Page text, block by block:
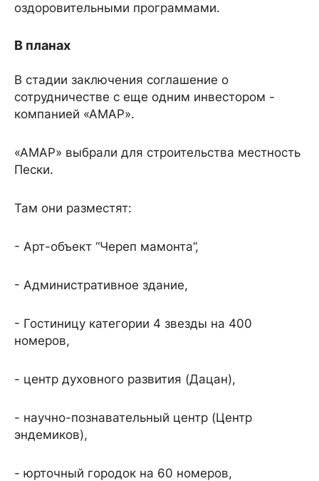
оздоровительными программами.
В планах
В стадии заключения соглашение о
сотрудничестве с еще одним инвестором -
компанией «АМАР».
«АМАР» выбрали для строительства местность
Пески.
Там они разместят:
- Арт-объект “Череп мамонта”,
- Административное здание,
- Гостиницу категории 4 звезды на 400
номеров,
- центр духовного развития (Дацан),
- научно-познавательный центр (Центр
эндемиков),
- юрточный городок на 60 номеров,